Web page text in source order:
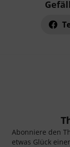
Abonniere den
etwas Glück